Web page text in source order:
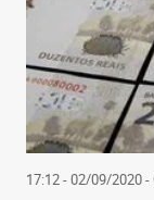
17:12 - 02/09/2020-